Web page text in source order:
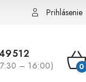
Prihlásenie
– 16:00)